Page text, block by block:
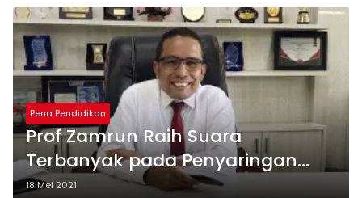
Pena Pendidikan
Prof Zamrun Raih Suara
Terbanyak pada Penyaringan
Balon Rektor UHO
18 Mei 2021